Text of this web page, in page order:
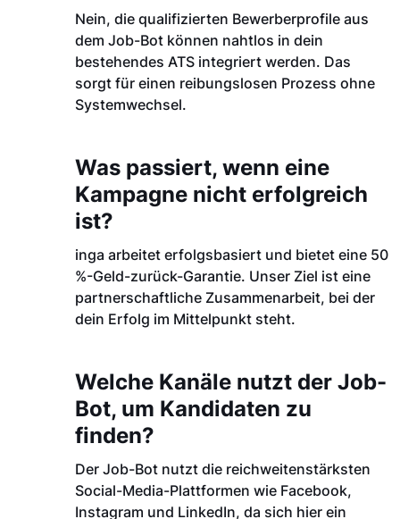
Nein, die qualifizierten Bewerberprofile aus
dem Job-Bot können nahtlos in dein
bestehendes ATS integriert werden. Das
sorgt für einen reibungslosen Prozess ohne
Systemwechsel.
Was passiert, wenn eine
Kampagne nicht erfolgreich
ist?
inga arbeitet erfolgsbasiert und bietet eine 50
%-Geld-zurück-Garantie. Unser Ziel ist eine
partnerschaftliche Zusammenarbeit, bei der
dein Erfolg im Mittelpunkt steht.
Welche Kanäle nutzt der Job-
Bot, um Kandidaten zu
finden?
Der Job-Bot nutzt die reichweitenstärksten
Social-Media-Plattformen wie Facebook,
Instagram und LinkedIn, da sich hier ein